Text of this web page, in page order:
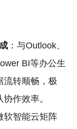
：与Outlook、
BI等办公生
流转顺畅，极
作效率。
软智能云矩阵